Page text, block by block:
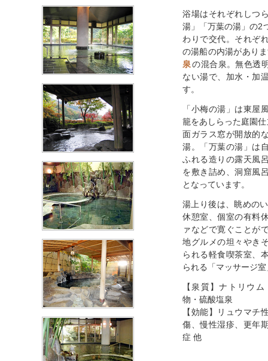
浴場はそれぞれしつ
湯」「万葉の湯」の2
わりで交代。それぞ
の湯船の内湯があり
泉の混合泉。無色透
ない湯で、加水・加
す。
「小梅の湯」は東屋
籠をあしらった庭園
面ガラス窓が開放的
湯。「万葉の湯」は
ふれる造りの露天風
を敷き詰め、洞窟風
となっています。
湯上り後は、眺めの
休憩室、個室の有料
ァなどで寛ぐことが
地グルメの坦々やき
られる軽食喫茶室、
られる「マッサージ
【泉質】ナトリウ
物・硫酸塩泉
【効能】リュウマチ
傷、慢性湿疹、更年
症 他